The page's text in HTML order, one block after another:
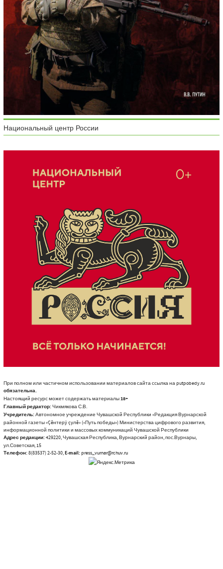
Национальный центр России
При полном или частичном использовании материалов сайта ссылка на putpobedy.ru
обязательна.
Настоящий ресурс может содержать материалы18+
Главный редактор:Чикмякова С.В.
Учредитель:Автономное учреждение Чувашской Республики «Редакция Вурнарской
районной газеты «Çĕнтерÿ çулĕ» («Путь победы») Министерства цифрового развития,
информационной политики и массовых коммуникаций Чувашской Республики
Адрес редакции:429220, Чувашская Республика, Вурнарский район, пос.Вурнары,
ул.Советская, 15
Телефон:8(83537) 2-52-30,E-mail:press_vurnar@rchuv.ru